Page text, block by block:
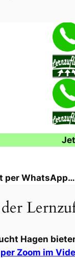
per WhatsApp…
Hagen
per Zoom im